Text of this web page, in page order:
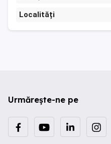
Localități
Urmărește-ne pe